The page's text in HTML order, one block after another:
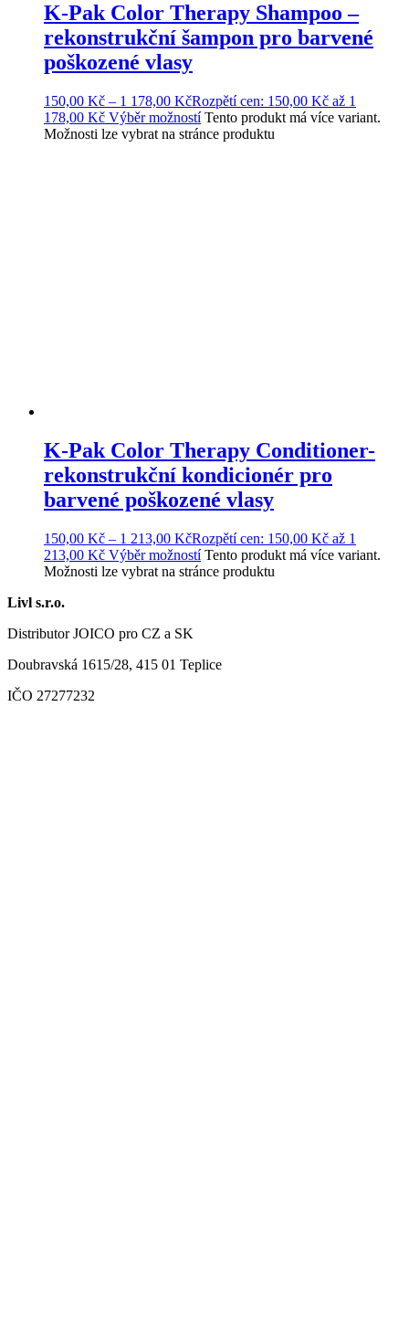
K-Pak Color Therapy Shampoo –
rekonstrukční šampon pro barvené
poškozené vlasy
150,00 Kč – 1 178,00 KčRozpětí cen: 150,00 Kč až 1
178,00 Kč Výběr možností Tento produkt má více variant.
Možnosti lze vybrat na stránce produktu
K-Pak Color Therapy Conditioner-
rekonstrukční kondicionér pro
barvené poškozené vlasy
150,00 Kč – 1 213,00 KčRozpětí cen: 150,00 Kč až 1
213,00 Kč Výběr možností Tento produkt má více variant.
Možnosti lze vybrat na stránce produktu
Livl s.r.o.
Distributor JOICO pro CZ a SK
Doubravská 1615/28, 415 01 Teplice
IČO 27277232